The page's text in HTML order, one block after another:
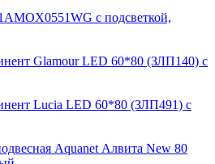
с подсветкой,
Glamour LED 60*80 (ЗЛП140) с
Lucia LED 60*80 (ЗЛП491) с
Aquanet Алвита New 80